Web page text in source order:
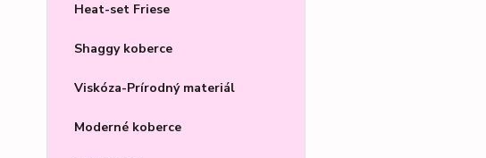
Heat-set Friese
Shaggy koberce
Viskóza-Prírodný materiál
Moderné koberce